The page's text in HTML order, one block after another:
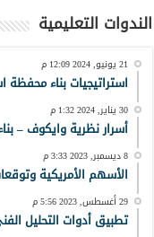
الندوات التعليمية
21 يونيو, 2024 12:09 م
استراتيجيات بناء محفظة
30 يناير, 2024 1:32 م
أسرار نظرية وايكوف –
8 ديسمبر, 2023 3:33 م
الأسهم الأمريكية وتوقعات 2024 – استراتيجيات وفرص
29 أغسطس, 2023 5:56 م
تطبيق أدوات التحليل